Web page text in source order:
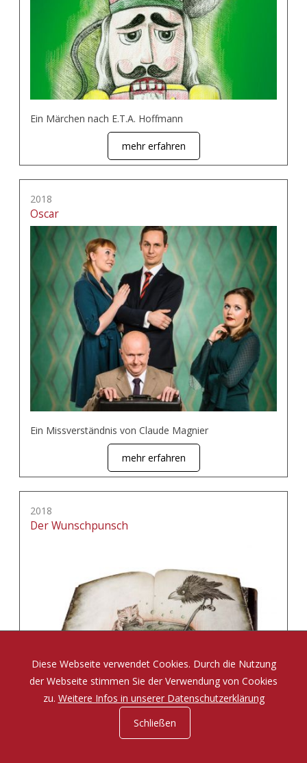
Ein Märchen nach E.T.A. Hoffmann
mehr erfahren
2018
Oscar
Ein Missverständnis von Claude Magnier
mehr erfahren
2018
Der Wunschpunsch
Eine Zauberposse von Michael Ende
Diese Webseite verwendet Cookies. Durch die Nutzung
der Webseite stimmen Sie der Verwendung von Cookies
zu. Weitere Infos in unserer Datenschutzerklärung
Schließen